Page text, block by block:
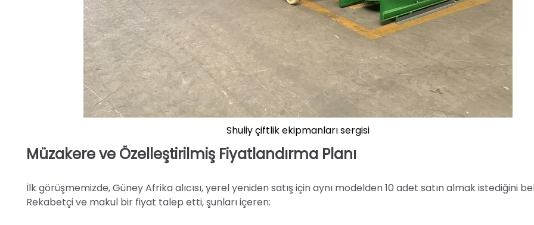
Shuliy çiftlik ekipmanları sergisi
Müzakere ve Özelleştirilmiş Fiyatlandırma Planı
İlk görüşmemizde, Güney Afrika alıcısı, yerel yeniden satış için aynı modelden 10 adet satın almak istediğini
Rekabetçi ve makul bir fiyat talep etti, şunları içeren: